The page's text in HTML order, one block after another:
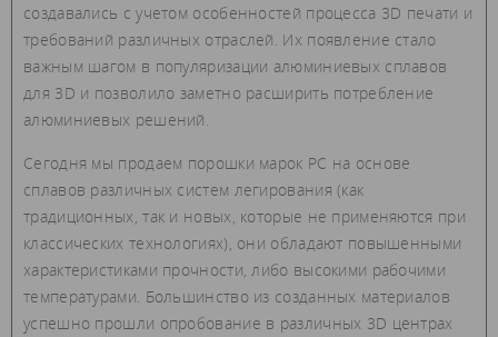
создавались с учетом особенностей процесса 3D печати и
требований различных отраслей. Их появление стало
важным шагом в популяризации алюминиевых сплавов
для 3D и позволило заметно расширить потребление
алюминиевых решений.
Сегодня мы продаем порошки марок РС на основе
сплавов различных систем легирования (как
традиционных, так и новых, которые не применяются при
классических технологиях), они обладают повышенными
характеристиками прочности, либо высокими рабочими
температурами. Большинство из созданных материалов
успешно прошли опробование в различных 3D центрах